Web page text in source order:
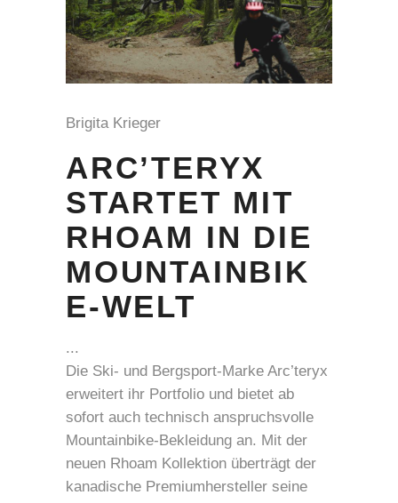
Brigita Krieger
ARC’TERYX
STARTET MIT
RHOAM IN DIE
MOUNTAINBIK
E-WELT
Die Ski- und Bergsport-Marke Arc’teryx
erweitert ihr Portfolio und bietet ab
sofort auch technisch anspruchsvolle
Mountainbike-Bekleidung an. Mit der
neuen Rhoam Kollektion überträgt der
kanadische Premiumhersteller seine